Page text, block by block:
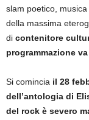
slam poetico,
della massima
di contenitore
programmazione
Si comincia il 28
dell’antologia di
del rock è severo